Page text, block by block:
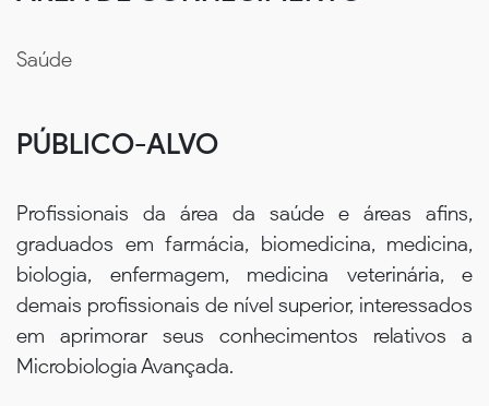
Saúde
PÚBLICO-ALVO
Profissionais da área da saúde e áreas afins,
graduados em farmácia, biomedicina, medicina,
biologia, enfermagem, medicina veterinária, e
demais profissionais de nível superior, interessados
em aprimorar seus conhecimentos relativos a
Microbiologia Avançada.